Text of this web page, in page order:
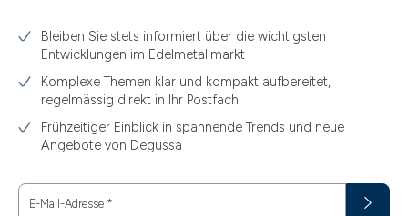
3.11
3.12
3.44
3.58
3.66
Bleiben Sie stets informiert über die wichtigsten
Entwicklungen im Edelmetallmarkt
Komplexe Themen klar und kompakt aufbereitet,
regelmässig direkt in Ihr Postfach
Frühzeitiger Einblick in spannende Trends und neue
Angebote von Degussa
E-Mail-Adresse *